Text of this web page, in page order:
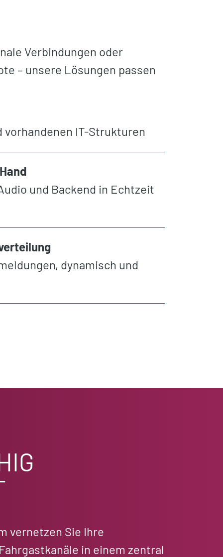
Verbindungen oder
– unsere Lösungen passen
vorhandenen IT-Strukturen
und Backend in Echtzeit
dynamisch und
vernetzen Sie Ihre
in einem zentral